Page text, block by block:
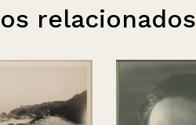
relacionados